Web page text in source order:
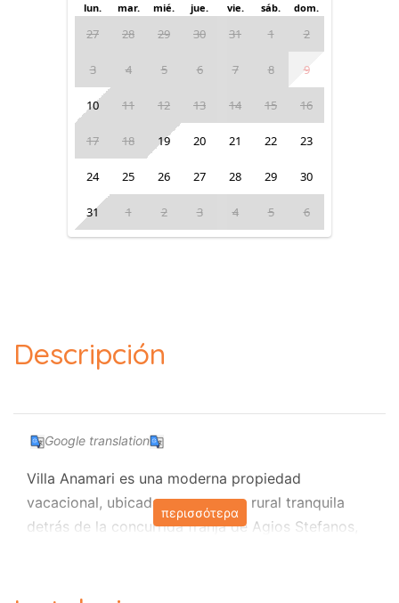
lun. mar. mié. jue. vie. sáb. dom.
27 28 29 30 31 1 2
3 4 5 6 7 8 9
10 11 12 13 14 15 16
17 18 19 20 21 22 23
24 25 26 27 28 29 30
31 1 2 3 4 5 6
Descripción
Google translation
Villa Anamari es una moderna propiedad
vacacional, ubicada en una zona rural tranquila
detrás de la concurrida franja de Agios Stefanos,
amplias terrazas soleadas, estacionamiento
περισσότερα